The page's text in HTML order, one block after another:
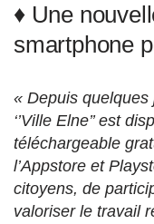
♦ Une
smartphone
« Depuis
‘’Ville Elne’’ est
téléchargeable
l’Appstore et
citoyens, de
valoriser le travail